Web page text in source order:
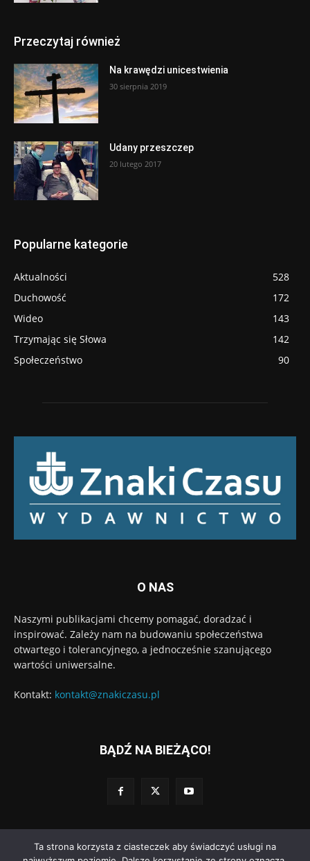
Przeczytaj również
Na krawędzi unicestwienia
30 sierpnia 2019
Udany przeszczep
20 lutego 2017
Popularne kategorie
Aktualności
528
Duchowość
172
Wideo
143
Trzymając się Słowa
142
Społeczeństwo
90
O NAS
Naszymi publikacjami chcemy pomagać, doradzać i
inspirować. Zależy nam na budowaniu społeczeństwa
otwartego i tolerancyjnego, a jednocześnie szanującego
wartości uniwersalne.
Kontakt: kontakt@znakiczasu.pl
BĄDŹ NA BIEŻĄCO!
Ta strona korzysta z ciasteczek aby świadczyć usługi na